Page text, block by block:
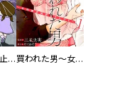
満タサレズ、止メラレズ 買われた男～女性限定快感セラピスト～【描き下ろしおまけ付き特装版】